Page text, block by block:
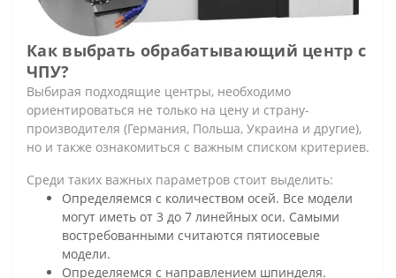
Как выбрать обрабатывающий центр с
ЧПУ?
Выбирая подходящие центры, необходимо
ориентироваться не только на цену и страну-
производителя (Германия, Польша, Украина и другие),
но и также ознакомиться с важным списком критериев.
Среди таких важных параметров стоит выделить:
Определяемся с количеством осей. Все модели
могут иметь от 3 до 7 линейных оси. Самыми
востребованными считаются пятиосевые
модели.
Определяемся с направлением шпинделя.